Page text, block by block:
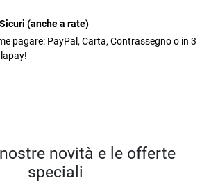
(anche a rate)
pagare: PayPal, Carta, Contrassegno o in 3
novità e le offerte
speciali